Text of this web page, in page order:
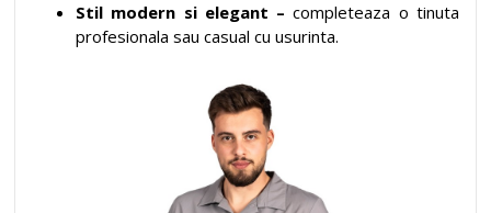
Stil modern si elegant –completeaza o tinuta
profesionala sau casual cu usurinta.